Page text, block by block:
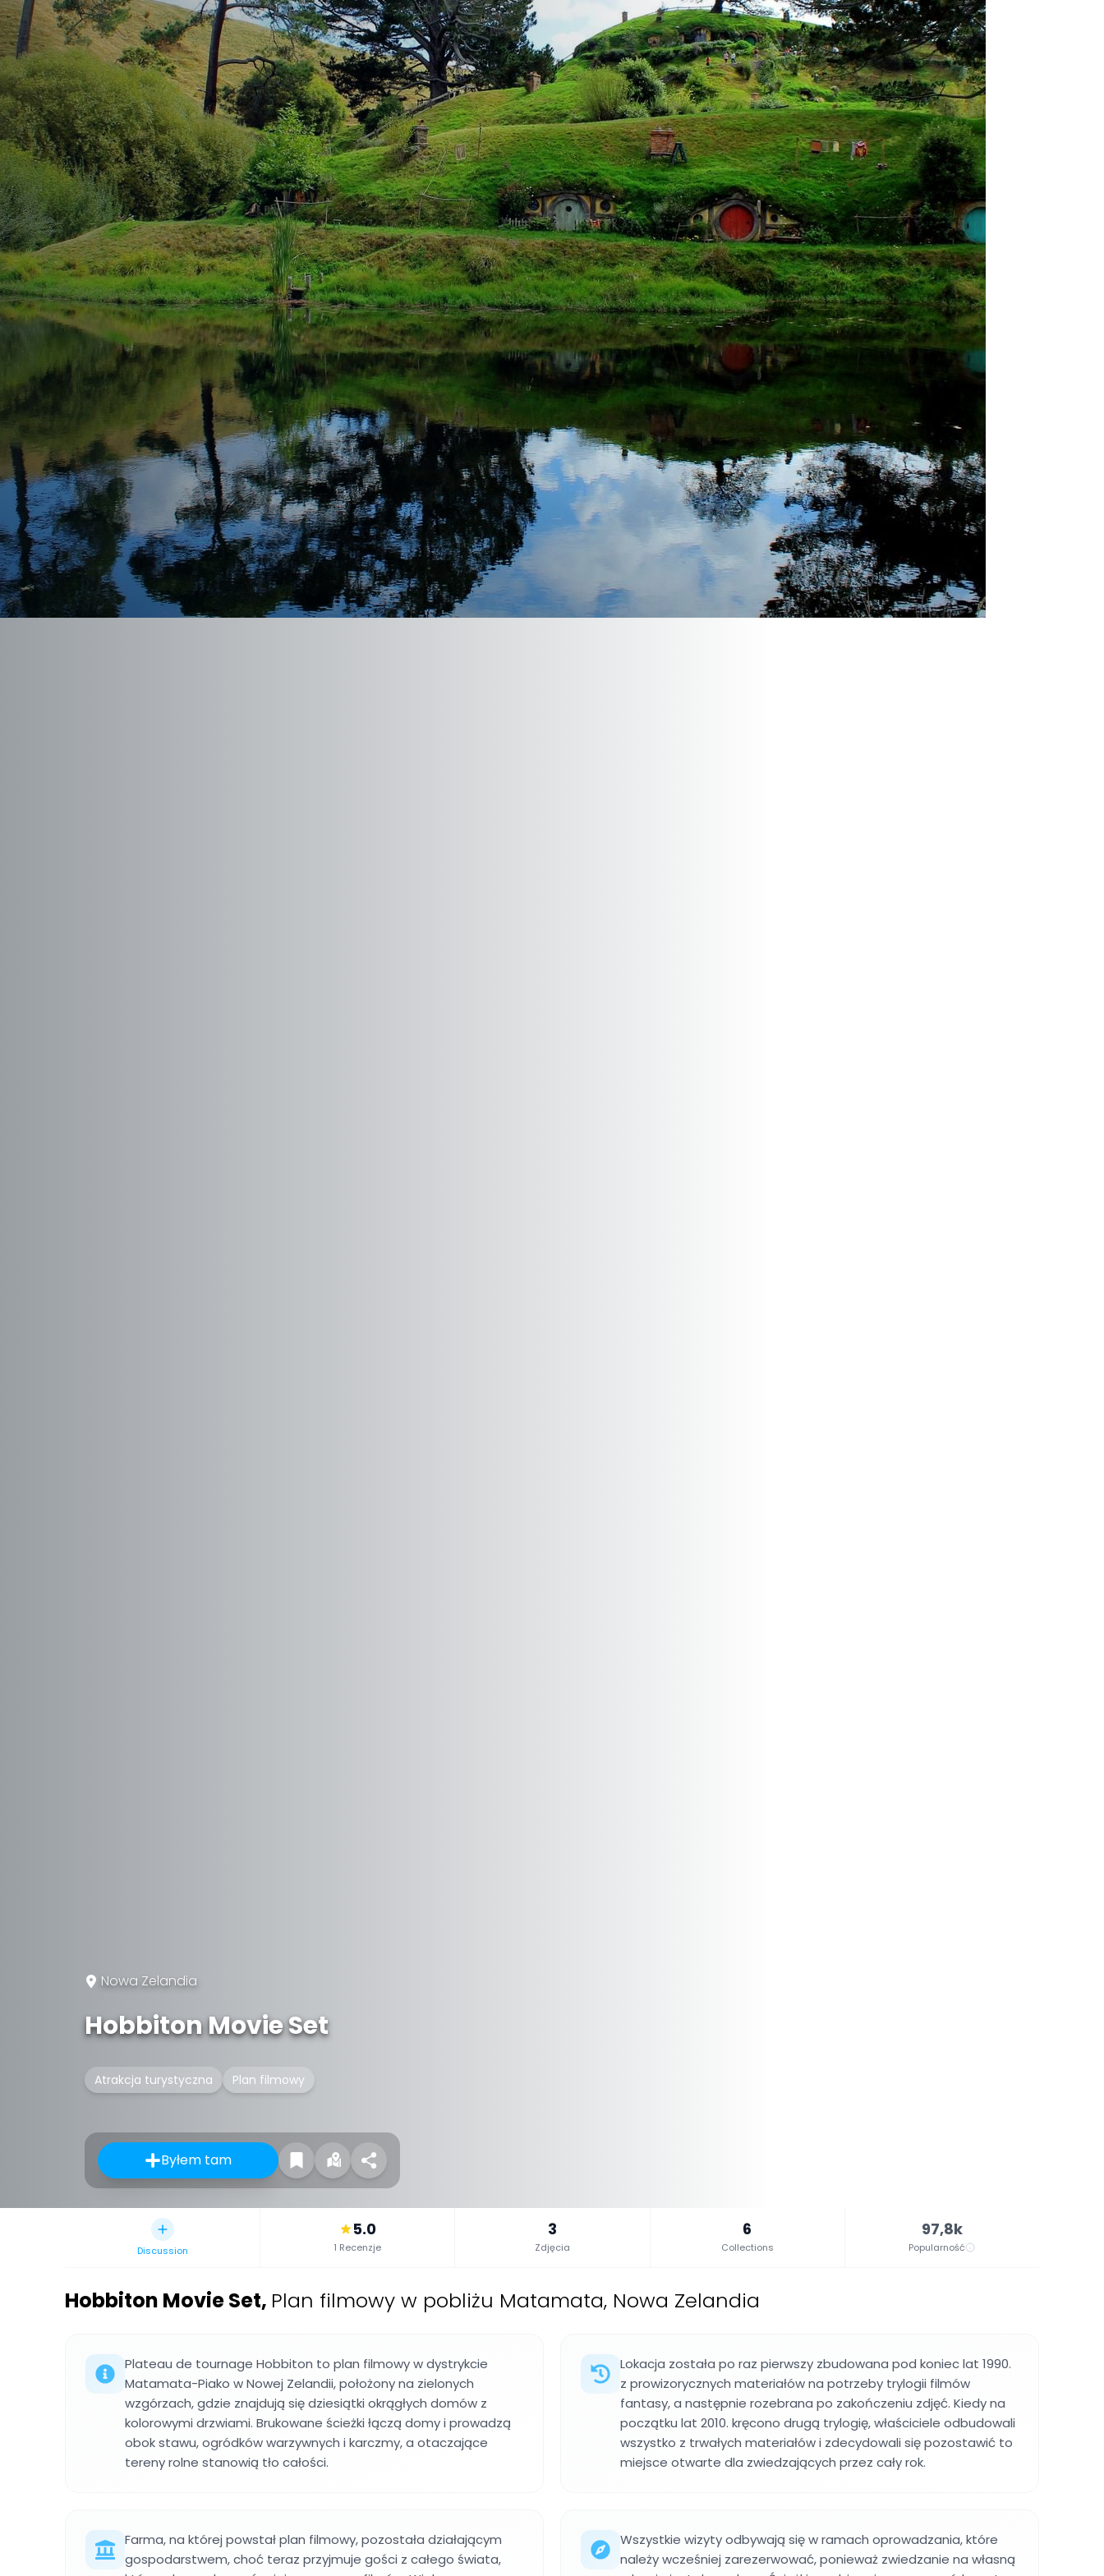
Nowa Zelandia
Hobbiton Movie Set
Atrakcja turystyczna Plan filmowy
Byłem tam
Discussion
5.0
1 Recenzje
3
Zdjęcia
6
Collections
97,8k
Popularność
Hobbiton Movie Set, Plan filmowy w pobliżu Matamata, Nowa Zelandia
Plateau de tournage Hobbiton to plan filmowy w dystrykcie
Matamata-Piako w Nowej Zelandii, położony na zielonych
wzgórzach, gdzie znajdują się dziesiątki okrągłych domów z
kolorowymi drzwiami. Brukowane ścieżki łączą domy i prowadzą
obok stawu, ogródków warzywnych i karczmy, a otaczające
tereny rolne stanowią tło całości.
Lokacja została po raz pierwszy zbudowana pod koniec lat 1990.
z prowizorycznych materiałów na potrzeby trylogii filmów
fantasy, a następnie rozebrana po zakończeniu zdjęć. Kiedy na
początku lat 2010. kręcono drugą trylogię, właściciele odbudowali
wszystko z trwałych materiałów i zdecydowali się pozostawić to
miejsce otwarte dla zwiedzających przez cały rok.
Farma, na której powstał plan filmowy, pozostała działającym
gospodarstwem, choć teraz przyjmuje gości z całego świata,
Wszystkie wizyty odbywają się w ramach oprowadzania, które
należy wcześniej zarezerwować, ponieważ zwiedzanie na własną